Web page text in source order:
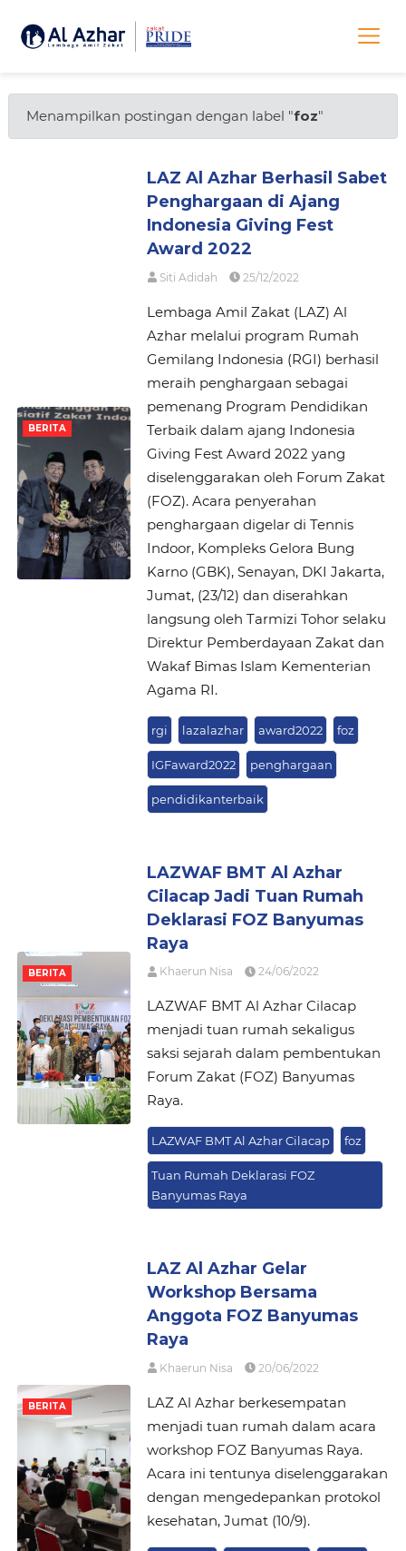
Menampilkan postingan dengan label "foz"
BERITA
LAZ Al Azhar Berhasil Sabet
Penghargaan di Ajang
Indonesia Giving Fest
Award 2022
Siti Adidah 25/12/2022
Lembaga Amil Zakat (LAZ) Al
Azhar melalui program Rumah
Gemilang Indonesia (RGI) berhasil
meraih penghargaan sebagai
pemenang Program Pendidikan
Terbaik dalam ajang Indonesia
Giving Fest Award 2022 yang
diselenggarakan oleh Forum Zakat
(FOZ). Acara penyerahan
penghargaan digelar di Tennis
Indoor, Kompleks Gelora Bung
Karno (GBK), Senayan, DKI Jakarta,
Jumat, (23/12) dan diserahkan
langsung oleh Tarmizi Tohor selaku
Direktur Pemberdayaan Zakat dan
Wakaf Bimas Islam Kementerian
Agama RI.
rgi lazalazhar award2022 foz
IGFaward2022 penghargaan
pendidikanterbaik
BERITA
LAZWAF BMT Al Azhar
Cilacap Jadi Tuan Rumah
Deklarasi FOZ Banyumas
Raya
Khaerun Nisa 24/06/2022
LAZWAF BMT Al Azhar Cilacap
menjadi tuan rumah sekaligus
saksi sejarah dalam pembentukan
Forum Zakat (FOZ) Banyumas
Raya.
LAZWAF BMT Al Azhar Cilacap foz
Tuan Rumah Deklarasi FOZ
Banyumas Raya
BERITA
LAZ Al Azhar Gelar
Workshop Bersama
Anggota FOZ Banyumas
Raya
Khaerun Nisa 20/06/2022
LAZ Al Azhar berkesempatan
menjadi tuan rumah dalam acara
workshop FOZ Banyumas Raya.
Acara ini tentunya diselenggarakan
dengan mengedepankan protokol
kesehatan, Jumat (10/9).